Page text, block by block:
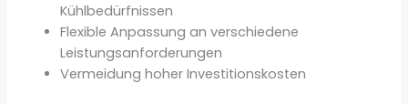
Kühlbedürfnissen
Flexible Anpassung an verschiedene
Leistungsanforderungen
Vermeidung hoher Investitionskosten